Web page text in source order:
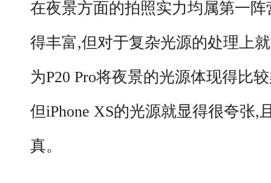
在夜景方面的拍照实力均属第一阵
得丰富,但对于复杂光源的处理上
为P20 Pro将夜景的光源体现得比
但iPhone XS的光源就显得很夸张,
真。